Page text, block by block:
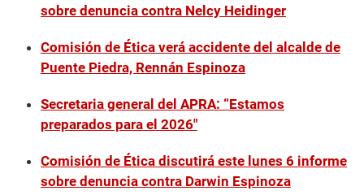
sobre denuncia contra Nelcy Heidinger
Comisión de Ética verá accidente del alcalde de
Puente Piedra, Rennán Espinoza
Secretaria general del APRA: “Estamos
preparados para el 2026″
Comisión de Ética discutirá este lunes 6 informe
sobre denuncia contra Darwin Espinoza